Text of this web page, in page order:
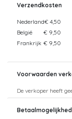
Verzendkosten
Nederland€ 4,50
België
€ 9,50
Frankrijk € 9,50
Voorwaarden
De verkoper heeft